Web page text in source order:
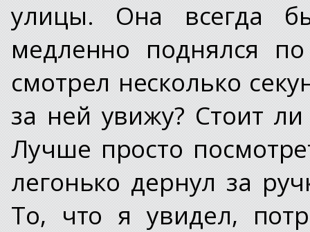
улицы. Она всегда
медленно поднялся
смотрел несколько
за ней увижу? Стоит
Лучше просто
легонько дернул за
То, что я увидел,